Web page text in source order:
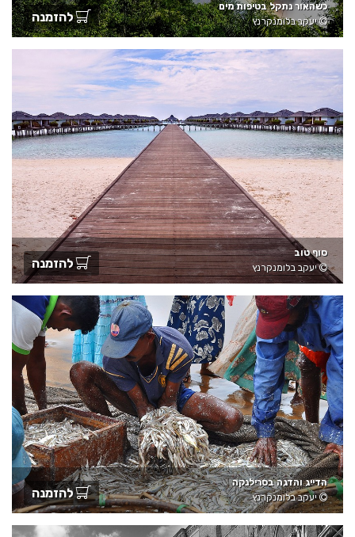
כשהאור נתקל בטיפות מים
יעקב בלומנקרנץ
להזמנה
סוף טוב
יעקב בלומנקרנץ
להזמנה
הדייג והדגה בסרילנקה
יעקב בלומנקרנץ
להזמנה